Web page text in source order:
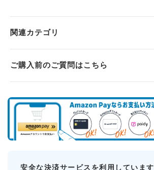
関連カテゴリ
ご購入前のご質問はこちら
安全な決済サービスを利用しています